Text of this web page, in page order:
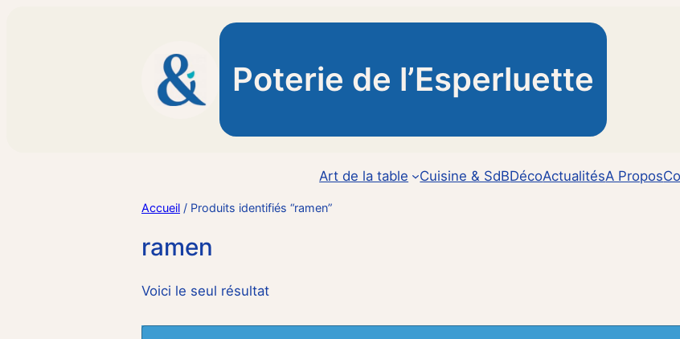
Poterie de l’Esperluette
Art de la table Cuisine & SdBDécoActualitésA Propos
Accueil / Produits identifiés “ramen”
ramen
Voici le seul résultat